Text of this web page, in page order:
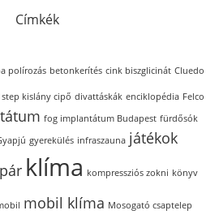
Címkék
polírozás betonkerítés cink biszglicinát Cluedo
kislány cipő divattáskák enciklopédia Felco
fog implantátum Budapest fürdősók
gyerekülés infraszauna játékok
klíma kompressziós zokni könyv
mobil klíma Mosogató csaptelep